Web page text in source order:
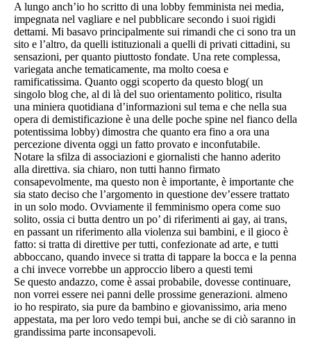
A lungo anch’io ho scritto di una lobby femminista nei media,
impegnata nel vagliare e nel pubblicare secondo i suoi rigidi
dettami. Mi basavo principalmente sui rimandi che ci sono tra un
sito e l’altro, da quelli istituzionali a quelli di privati cittadini, su
sensazioni, per quanto piuttosto fondate. Una rete complessa,
variegata anche tematicamente, ma molto coesa e
ramificatissima. Quanto oggi scoperto da questo blog( un
singolo blog che, al di là del suo orientamento politico, risulta
una miniera quotidiana d’informazioni sul tema e che nella sua
opera di demistificazione è una delle poche spine nel fianco della
potentissima lobby) dimostra che quanto era fino a ora una
percezione diventa oggi un fatto provato e inconfutabile.
Notare la sfilza di associazioni e giornalisti che hanno aderito
alla direttiva. sia chiaro, non tutti hanno firmato
consapevolmente, ma questo non è importante, è importante che
sia stato deciso che l’argomento in questione dev’essere trattato
in un solo modo. Ovviamente il femminismo opera come suo
solito, ossia ci butta dentro un po’ di riferimenti ai gay, ai trans,
en passant un riferimento alla violenza sui bambini, e il gioco è
fatto: si tratta di direttive per tutti, confezionate ad arte, e tutti
abboccano, quando invece si tratta di tappare la bocca e la penna
a chi invece vorrebbe un approccio libero a questi temi
Se questo andazzo, come è assai probabile, dovesse continuare,
non vorrei essere nei panni delle prossime generazioni. almeno
io ho respirato, sia pure da bambino e giovanissimo, aria meno
appestata, ma per loro vedo tempi bui, anche se di ciò saranno in
grandissima parte inconsapevoli.